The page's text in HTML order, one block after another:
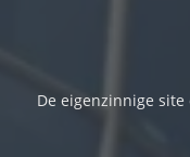
De eigenzinnige site